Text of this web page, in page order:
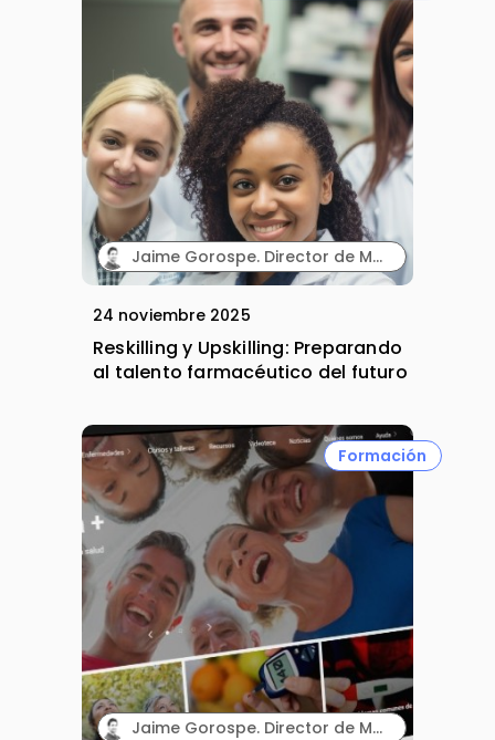
Jaime Gorospe. Director de Marketing. Wetak.
24 noviembre 2025
Reskilling y Upskilling: Preparando
al talento farmacéutico del futuro
Formación
Jaime Gorospe. Director de Marketing. Wetak.